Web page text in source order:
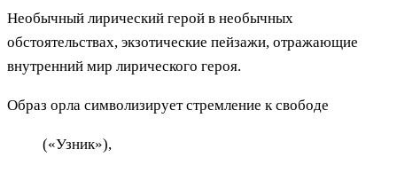
Необычный лирический герой в необычных
обстоятельствах, экзотические пейзажи, отражающие
внутренний мир лирического героя.
Образ орла символизирует стремление к свободе
(«Узник»),